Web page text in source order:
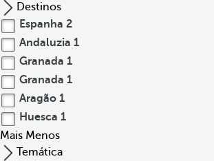
Destinos
Espanha 2
Andaluzia 1
Granada 1
Granada 1
Aragão 1
Huesca 1
Mais Menos
Temática